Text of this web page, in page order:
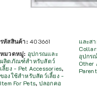
รหัสสินค้า:403661
หมวดหมู่: อุปกรณและ
ผลิตภัณฑ์สำหรับสัตว์
เลี้ยง - Pet Accessories,
ของใช้สำหรับสัตว์เลี้ยง -
Item For Pets, ปลอกคอ
และส
อุปกร
Other